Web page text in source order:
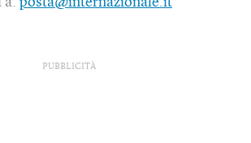
PUBBLICITÀ